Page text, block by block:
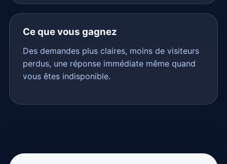
Ce que vous gagnez
Des demandes plus claires, moins de visiteurs
perdus, une réponse immédiate même quand
vous êtes indisponible.